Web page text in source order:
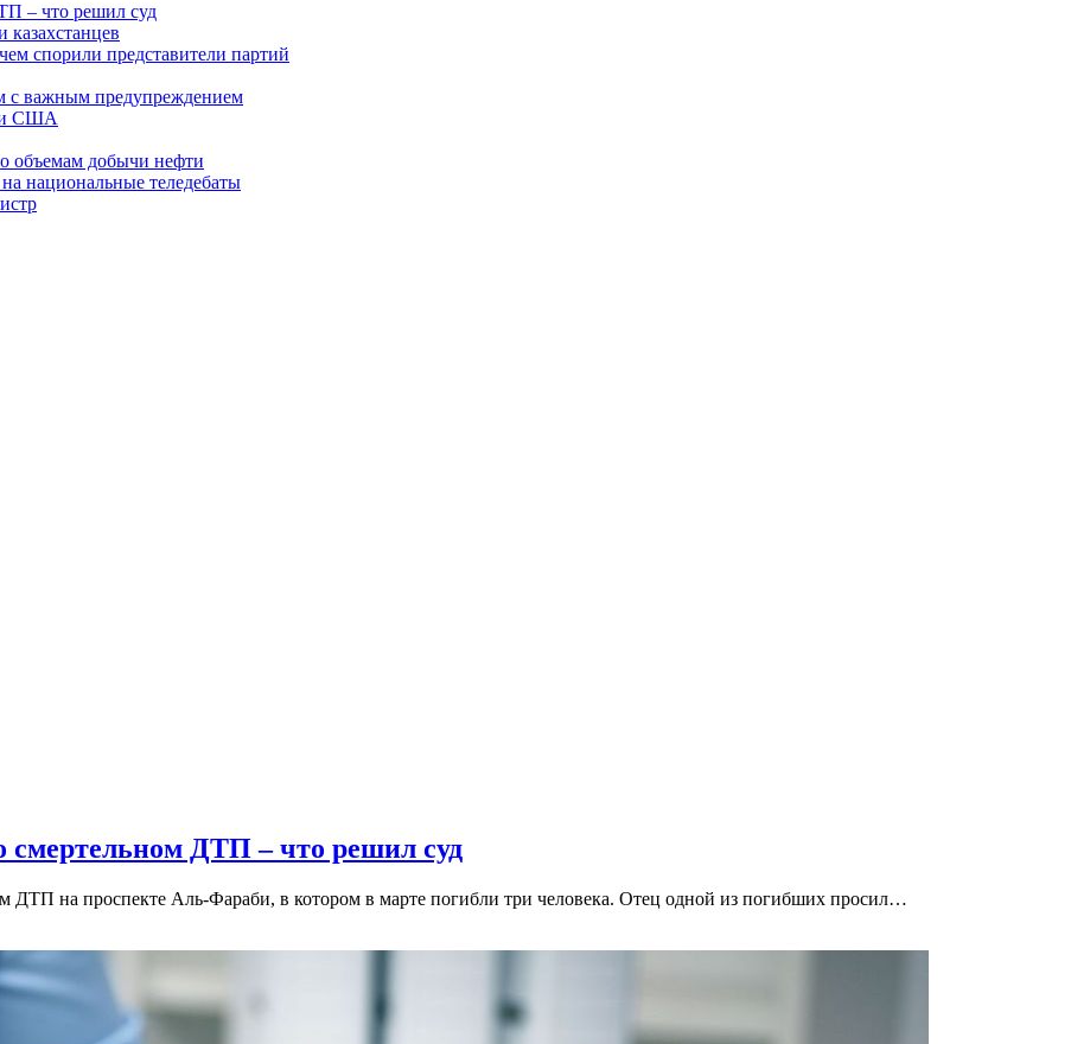
– что решил суд
спорили представители партий
с важным предупреждением
и США
объемам добычи нефти
национальные теледебаты
смертельном ДТП – что решил суд
на проспекте Аль-Фараби, в котором в марте погибли три человека. Отец одной из погибших просил…